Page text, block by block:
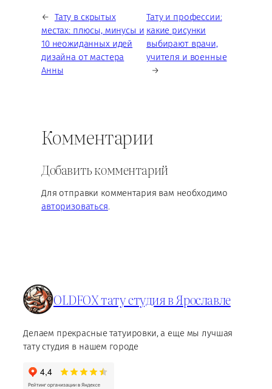
← Тату в скрытых
местах: плюсы, минусы и
10 неожиданных идей
дизайна от мастера
Анны
Тату и профессии:
какие рисунки
выбирают врачи,
учителя и военные
→
Комментарии
Добавить комментарий
Для отправки комментария вам необходимо
авторизоваться.
OLDFOX тату студия в Ярославле
Делаем прекрасные татуировки, а еще мы лучшая
тату студия в нашем городе